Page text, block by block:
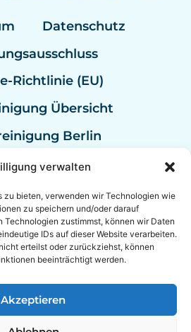
verwalten
zu bieten, verwenden wir Technologien wie
zu speichern und/oder darauf
Technologien zustimmst, können wir Daten
IDs auf dieser Website verarbeiten.
erteilst oder zurückziehst, können
beeinträchtigt werden.
Akzeptieren
Datenschutz
Richtlinie (EU)
Übersicht
Berlin
Bremen
Kassel
Mannheim
Bundesweit
Hannover Sanitär mit